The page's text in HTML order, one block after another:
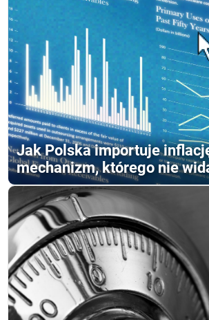
Jak Polska importuje
mechanizm, którego nie